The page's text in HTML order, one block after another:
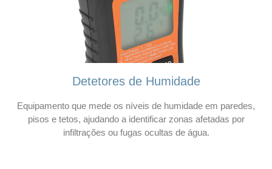
Detetores de Humidade
Equipamento que mede os níveis de humidade em paredes,
pisos e tetos, ajudando a identificar zonas afetadas por
infiltrações ou fugas ocultas de água.